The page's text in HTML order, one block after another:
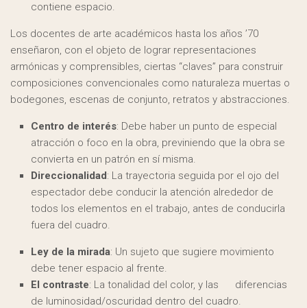
contiene espacio.
Los docentes de arte académicos hasta los años ’70
enseñaron, con el objeto de lograr representaciones
armónicas y comprensibles, ciertas “claves” para construir
composiciones convencionales como naturaleza muertas o
bodegones, escenas de conjunto, retratos y abstracciones.
Centro de interés: Debe haber un punto de especial
atracción o foco en la obra, previniendo que la obra se
convierta en un patrón en sí misma.
Direccionalidad: La trayectoria seguida por el ojo del
espectador debe conducir la atención alrededor de
todos los elementos en el trabajo, antes de conducirla
fuera del cuadro.
Ley de la mirada: Un sujeto que sugiere movimiento
debe tener espacio al frente.
El contraste: La tonalidad del color, y las diferencias
de luminosidad/oscuridad dentro del cuadro.